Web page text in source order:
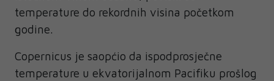
temperature do rekordnih visina početkom
godine.
Copernicus je saopćio da ispodprosječne
temperature u ekvatorijalnom Pacifiku prošlog